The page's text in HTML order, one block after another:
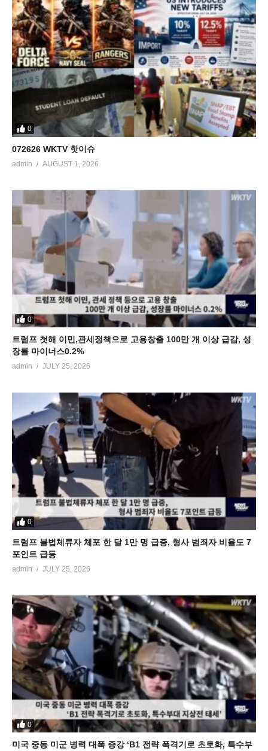
0
072626 WKTV 핫이슈
admin AUGUST 1, 2026
0
트럼프 첫해 이민,관세정책으로 고용창출 100만 개 이상 급감, 성
장률 마이너스0.2%
admin JULY 25, 2026
0
트럼프 불법체류자 체포 한 달 1만 명 급증, 형사 범죄자 비율도 7
포인트 급등
admin JULY 25, 2026
0
미국 중동 미군 병력 대폭 증강 ‘B1 전략 폭격기로 초토화, 특수부